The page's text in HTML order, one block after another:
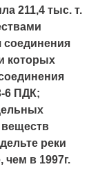
211,4 тыс. т.
соединения
которых
6 ПДК;
веществ
реки
в 1997г.